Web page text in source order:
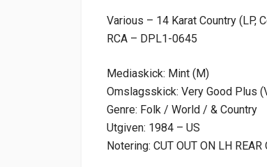
Various – 14 Karat Country (LP,
RCA – DPL1-0645
Mediaskick: Mint (M)
Omslagsskick: Very Good Plus
Genre: Folk / World / & Country
Utgiven: 1984 – US
Notering: CUT OUT ON LH REAR